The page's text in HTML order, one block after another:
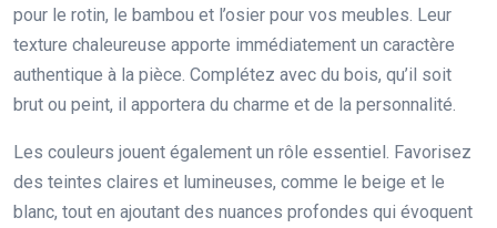
pour le rotin, le bambou et l’osier pour vos meubles. Leur
texture chaleureuse apporte immédiatement un caractère
authentique à la pièce. Complétez avec du bois, qu’il soit
brut ou peint, il apportera du charme et de la personnalité.
Les couleurs jouent également un rôle essentiel. Favorisez
des teintes claires et lumineuses, comme le beige et le
blanc, tout en ajoutant des nuances profondes qui évoquent